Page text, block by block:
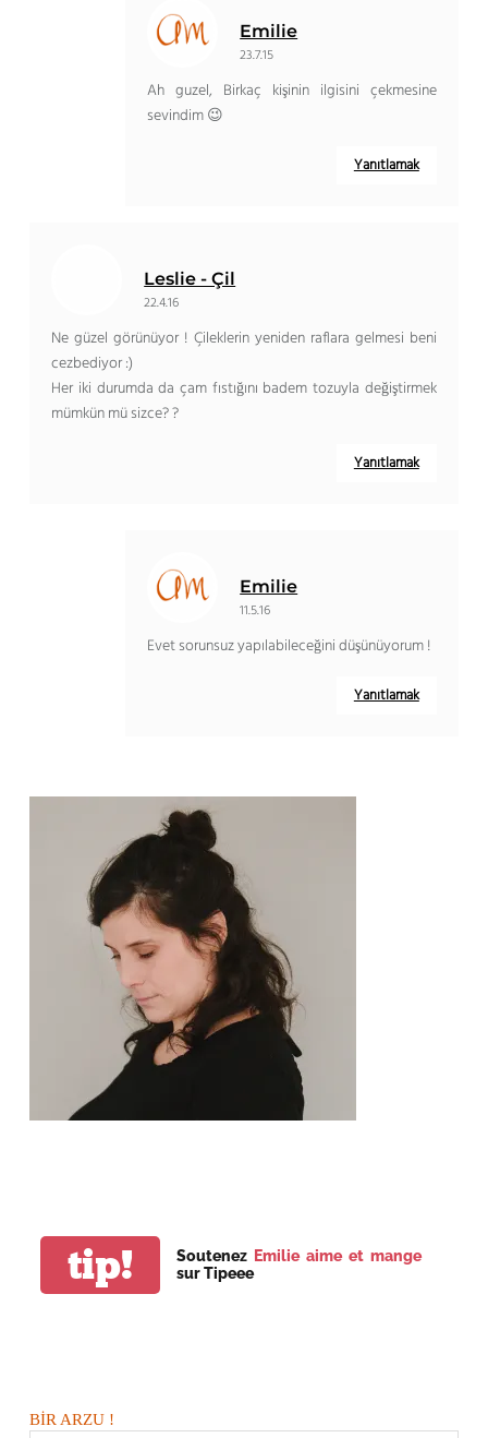
Emilie
23.7.15
Ah guzel, Birkaç kişinin ilgisini çekmesine
sevindim 😉
Yanıtlamak
Leslie - Çil
22.4.16
Ne güzel görünüyor ! Çileklerin yeniden raflara gelmesi beni
cezbediyor :)
Her iki durumda da çam fıstığını badem tozuyla değiştirmek
mümkün mü sizce? ?
Yanıtlamak
Emilie
11.5.16
Evet sorunsuz yapılabileceğini düşünüyorum !
Yanıtlamak
tip! Soutenez Emilie aime et mange
sur Tipeee
BIR ARZU !